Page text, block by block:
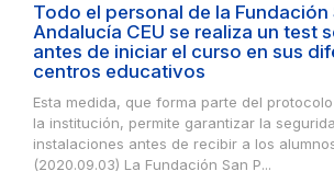
Todo el personal de la Fundación
Andalucía CEU se realiza un test
antes de iniciar el curso en sus
centros educativos
Esta medida, que forma parte del
la institución, permite garantizar la
instalaciones antes de recibir a los alumnos
(2020.09.03) La Fundación San P...